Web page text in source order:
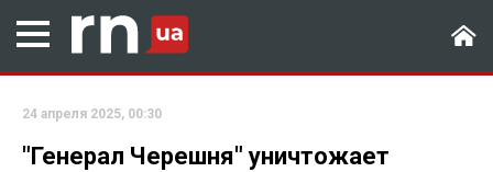
24 апреля 2025, 00:30
"Генерал Черешня" уничтожает